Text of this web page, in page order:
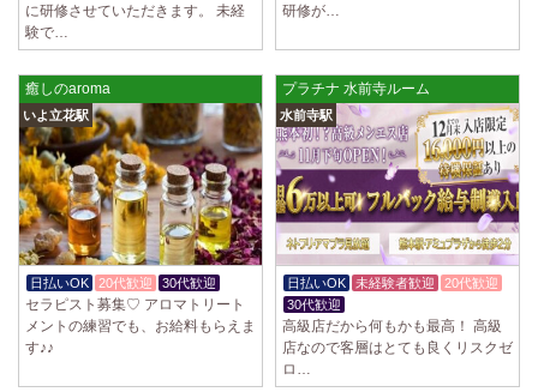
に研修させていただきます。 未経
験で…
研修が…
癒しのaroma
いよ立花駅
日払いOK 20代歓迎 30代歓迎
セラピスト募集♡ アロマトリート
メントの練習でも、お給料もらえま
す♪♪
プラチナ 水前寺ルーム
水前寺駅
日払いOK 未経験者歓迎
20代歓迎
30代歓迎
高級店だから何もかも最高！ 高級
店なので客層はとても良くリスクゼ
ロ…